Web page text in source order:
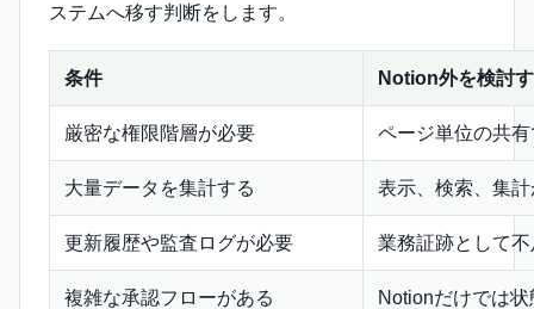
ステムへ移す判断をします。
条件 Notion外を検討
厳密な権限階層が必要 ページ単位の共
大量データを集計する 表示、検索、集
更新履歴や監査ログが必要 業務証跡として
複雑な承認フローがある Notionだけでは